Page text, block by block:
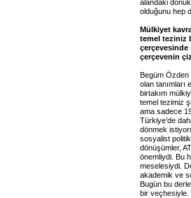
alandaki
olduğunu hep
Mülkiyet
temel teziniz
çerçevesinde
çerçevenin
Begüm Özden
olan tanımları
birtakım
temel tezimiz
ama sadece
Türkiye’de
dönmek
sosyalist
dönüşümler,
önemliydi. Bu
meselesiydi.
akademik ve
Bugün bu
bir veçhesiyle.